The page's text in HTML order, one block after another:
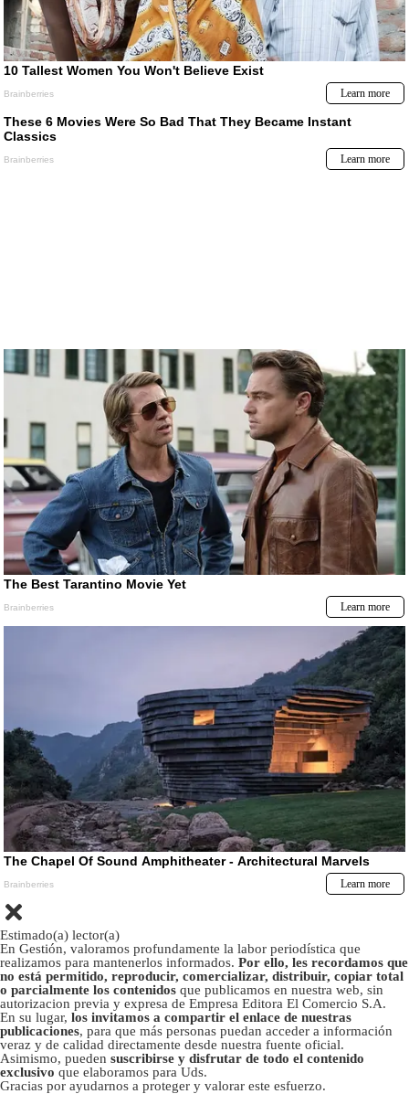
Estimado(a) lector(a)
En Gestión, valoramos profundamente la labor periodística que
realizamos para mantenerlos informados. Por ello, les recordamos que
no está permitido, reproducir, comercializar, distribuir, copiar total
o parcialmente los contenidos que publicamos en nuestra web, sin
autorizacion previa y expresa de Empresa Editora El Comercio S.A.
En su lugar, los invitamos a compartir el enlace de nuestras
publicaciones, para que más personas puedan acceder a información
veraz y de calidad directamente desde nuestra fuente oficial.
Asimismo, pueden suscribirse y disfrutar de todo el contenido
exclusivo que elaboramos para Uds.
Gracias por ayudarnos a proteger y valorar este esfuerzo.